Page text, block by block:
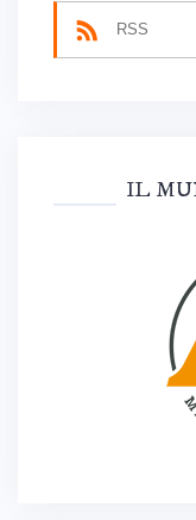
RSS
IL